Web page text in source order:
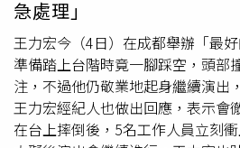
自嘲像綜合格鬥（MMA）選手，「
還馬上爬。」一番話讓現場觀眾報
宏的敬業精神在社群平台引發熱議
感動。有人表示看到他帶傷完成演
稱讚他展現出專業藝人的態度。不
續巡演安排，經紀公司截至目前尚
急處理」
王力宏今（4日）在成都舉辦「最
準備踏上台階時竟一腳踩空，頭部
注，不過他仍敬業地起身繼續演出
王力宏經紀人也做出回應，表示會
在台上摔倒後，5名工作人員立刻